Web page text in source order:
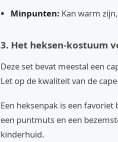
Minpunten: Kan warm
3. Het heksen-kostuum
Deze set bevat meestal een
Let op de kwaliteit van de
Een heksenpak is een
een puntmuts en een
kinderhuid.